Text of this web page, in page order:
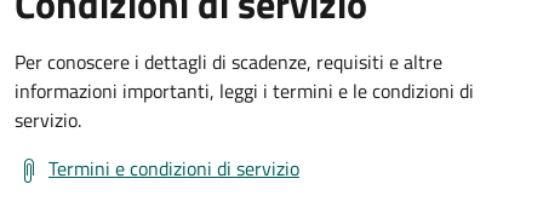
Per conoscere i dettagli di scadenze, requisiti e altre
informazioni importanti, leggi i termini e le condizioni di
servizio.
Termini e condizioni di servizio